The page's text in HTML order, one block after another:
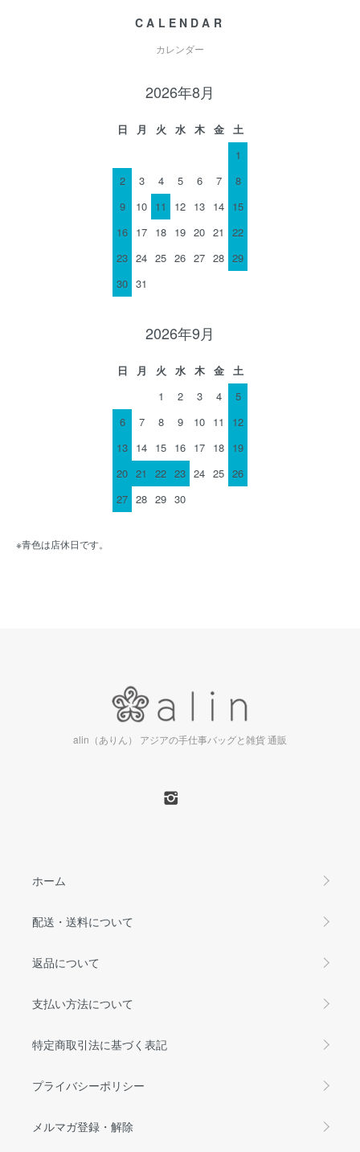
CALENDAR
カレンダー
2026年8月
日 月 火 水 木 金
土
1
2
3 4 5 6 7
8
9
10 11 12 13 14 15
16 17 18 19 20 21
22
23 24 25 26 27 28 29
30 31
2026年9月
日 月 火 水 木 金
土
1
2 3 4
5
6
7 8 9 10 11
12
13 14 15 16 17 18 19
20 21 22 23 24 25 26
27 28 29 30
※青色は店休日です。
alin（ありん） アジアの手仕事バッグと雑貨 通販
ホーム
配送・送料について
返品について
支払い方法について
特定商取引法に基づく表記
プライバシーポリシー
メルマガ登録・解除